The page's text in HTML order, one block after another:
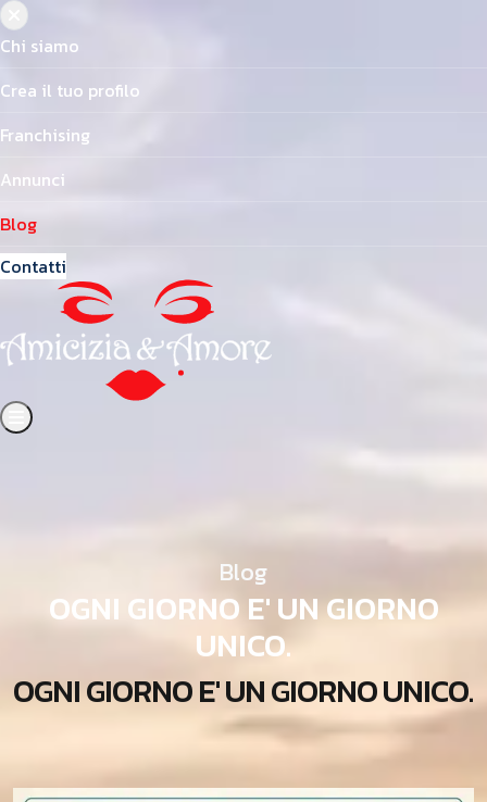
Chi siamo
Crea il tuo profilo
Franchising
Annunci
Blog
Contatti
Blog
OGNI GIORNO E' UN GIORNO
UNICO.
OGNIGIORNOE'UNGIORNOUNICO.